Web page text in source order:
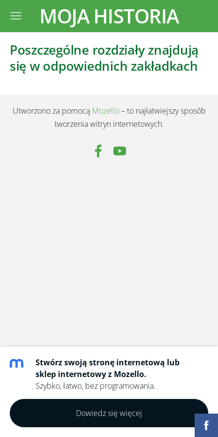
MOJA HISTORIA
Poszczególne rozdziały znajdują
się w odpowiednich zakładkach
Utworzono za pomocą Mozello– to najłatwiejszy sposób
tworzenia witryn internetowych.
Stwórz swoją stronę internetową lub
sklep internetowy z Mozello.
Szybko, łatwo, bez programowania.
Dowiedz się więcej